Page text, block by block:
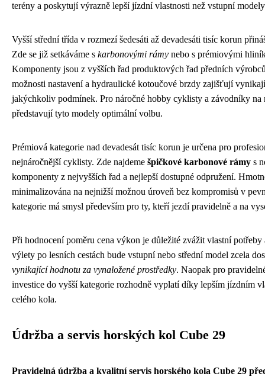
terény a poskytují výrazně lepší jízdní vlastnosti než vstupní
Vyšší střední třída v rozmezí šedesáti až devadesáti tisíc korun
Zde se již setkáváme s karbonovými rámy nebo s prémiovými
Komponenty jsou z vyšších řad produktových řad předních
možnosti nastavení a hydraulické kotoučové brzdy zajišťují
jakýchkoliv podmínek. Pro náročné hobby cyklisty a závodníky na
představují tyto modely optimální volbu.
Prémiová kategorie nad devadesát tisíc korun je určena pro
nejnáročnější cyklisty. Zde najdeme špičkové karbonové rámy s
komponenty z nejvyšších řad a nejlepší dostupné odpružení.
minimalizována na nejnižší možnou úroveň bez kompromisů v
kategorie má smysl především pro ty, kteří jezdí pravidelně a na
Při hodnocení poměru cena výkon je důležité zvážit vlastní
výlety po lesních cestách bude vstupní nebo střední model zcela
vynikající hodnotu za vynaložené prostředky. Naopak pro
investice do vyšší kategorie rozhodně vyplatí díky lepším jízdním
celého kola.
Údržba a servis horských kol Cube 29
Pravidelná údržba a kvalitní servis horského kola Cube 29